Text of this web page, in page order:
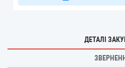
ДЕТАЛІ